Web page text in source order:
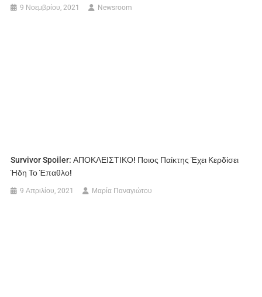
9 Νοεμβρίου, 2021 Newsroom
Survivor Spoiler: ΑΠΟΚΛΕΙΣΤΙΚΟ! Ποιος Παίκτης Έχει Κερδίσει
Ήδη Το Έπαθλο!
9 Απριλίου, 2021 Μαρία Παναγιώτου